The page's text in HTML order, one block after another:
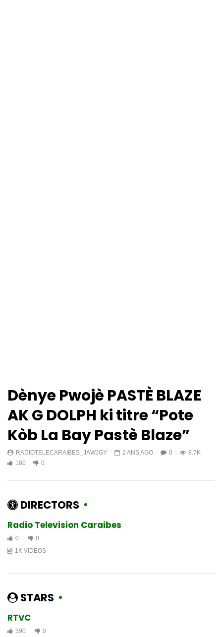
Dènye Pwojè PASTÈ BLAZE
AK G DOLPH ki titre “Pote
Kòb La Bay Pastè Blaze”
RADIOTELECARAIBES_JAWJGY 2 ANS AGO 0
8.7K
180
0
DIRECTORS
Radio Television Caraibes
0
0
1K VIDEOS
STARS
RTVC
590
0